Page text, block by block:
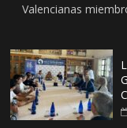
Valencianas